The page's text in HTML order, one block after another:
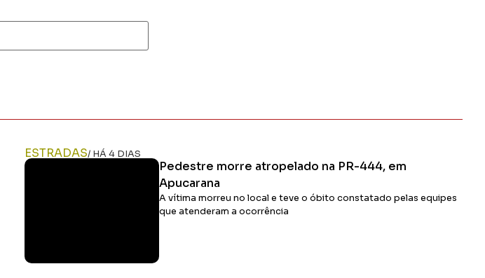
ESTRADAS/ HÁ 4 DIAS
Pedestre morre atropelado na PR-444, em
Apucarana
A vítima morreu no local e teve o óbito constatado pelas equipes
que atenderam a ocorrência